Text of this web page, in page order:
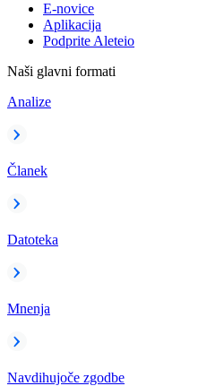
E-novice
Aplikacija
Podprite Aleteio
Naši glavni formati
Analize
Članek
Datoteka
Mnenja
Navdihujoče zgodbe